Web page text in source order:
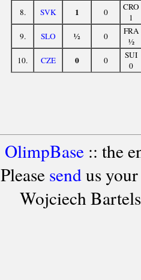
8.
SVK 1 0
CRO
1
9.
SLO ½ 0
FRA
½
10.
CZE 0 0
SUI
0
OlimpBase:: the
Please sendus your
Wojciech